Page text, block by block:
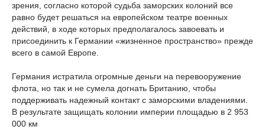
зрения, согласно которой судьба заморских колоний все
равно будет решаться на европейском театре военных
действий, в ходе которых предполагалось завоевать и
присоединить к Германии «жизненное пространство» прежде
всего в самой Европе.
Германия истратила огромные деньги на перевооружение
флота, но так и не сумела догнать Британию, чтобы
поддерживать надежный контакт с заморскими владениями.
В результате защищать колонии империи площадью в 2 953
000 км